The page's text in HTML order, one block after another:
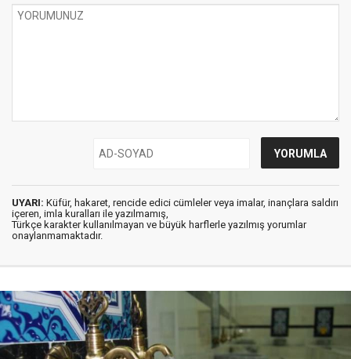
UYARI: Küfür, hakaret, rencide edici cümleler veya imalar, inançlara saldırı
içeren, imla kuralları ile yazılmamış,
Türkçe karakter kullanılmayan ve büyük harflerle yazılmış yorumlar
onaylanmamaktadır.